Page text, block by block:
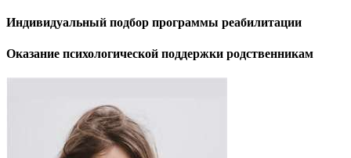
Индивидуальный подбор программы реабилитации
Оказание психологической поддержки родственникам